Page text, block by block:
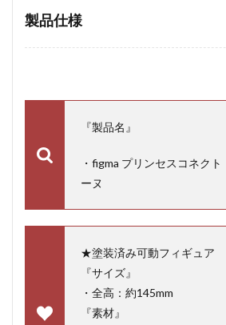
製品仕様
『製品名』
・figma プリンセスコネク
ーヌ
★塗装済み可動フィギュア
『サイズ』
・全高：約145mm
『素材』